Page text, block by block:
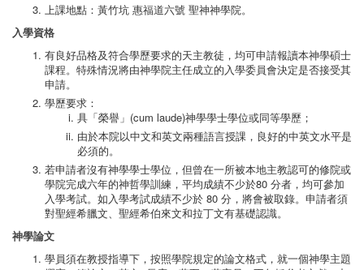
上課地點：黃竹坑 惠福道六號 聖神神學院。
入學資格
有良好品格及符合學歷要求的天主教徒，均可申請報讀本神學碩士
課程。特殊情況將由神學院主任成立的入學委員會決定是否接受其
申請。
學歷要求：
具「榮譽」(cum laude)神學學士學位或同等學歷；
由於本院以中文和英文兩種語言授課，良好的中英文水平是
必須的。
若申請者沒有神學學士學位，但曾在一所被本地主教認可的修院或
學院完成六年的神哲學訓練，平均成績不少於80 分者，均可參加
入學考試。如入學考試成績不少於 80 分，將會被取錄。申請者須
對聖經希臘文、聖經希伯來文和拉丁文有基礎認識。
神學論文
學員須在教授指導下，按照學院規定的論文格式，就一個神學主題